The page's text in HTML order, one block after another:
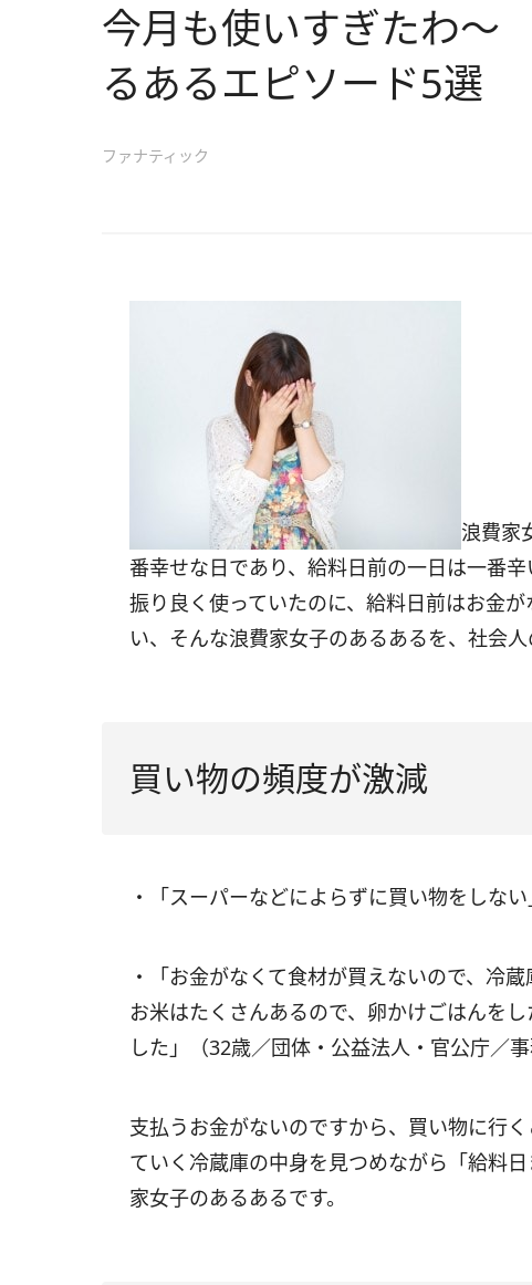
今月も使いすぎたわ
るあるエピソード5選
ファナティック
浪費家
番幸せな日であり、給料日前の一日は一番
振り良く使っていたのに、給料日前はお金
い、そんな浪費家女子のあるあるを、社会人
買い物の頻度が激減
・「スーパーなどによらずに買い物をしな
・「お金がなくて食材が買えないので、冷
お米はたくさんあるので、卵かけごはんを
した」（32歳／団体・公益法人・官公庁／事
支払うお金がないのですから、買い物に行
ていく冷蔵庫の中身を見つめながら「給料
家女子のあるあるです。